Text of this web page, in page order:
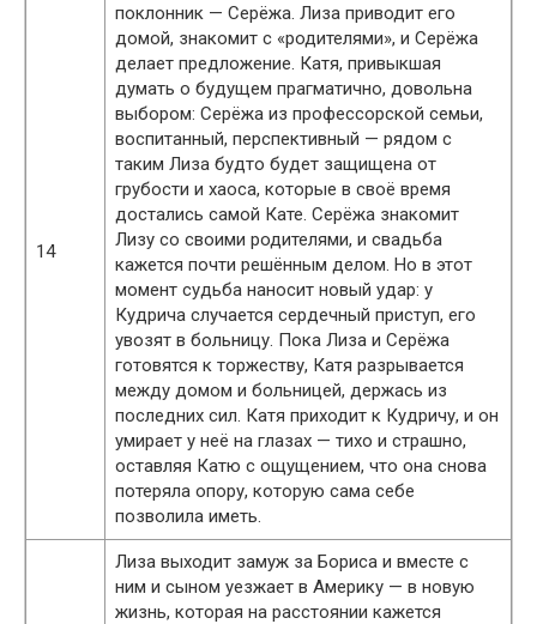
14
поклонник — Серёжа. Лиза приводит его
домой, знакомит с «родителями», и Серёжа
делает предложение. Катя, привыкшая
думать о будущем прагматично, довольна
выбором: Серёжа из профессорской семьи,
воспитанный, перспективный — рядом с
таким Лиза будто будет защищена от
грубости и хаоса, которые в своё время
достались самой Кате. Серёжа знакомит
Лизу со своими родителями, и свадьба
кажется почти решённым делом. Но в этот
момент судьба наносит новый удар: у
Кудрича случается сердечный приступ, его
увозят в больницу. Пока Лиза и Серёжа
готовятся к торжеству, Катя разрывается
между домом и больницей, держась из
последних сил. Катя приходит к Кудричу, и он
умирает у неё на глазах — тихо и страшно,
оставляя Катю с ощущением, что она снова
потеряла опору, которую сама себе
позволила иметь.
Лиза выходит замуж за Бориса и вместе с
ним и сыном уезжает в Америку — в новую
жизнь, которая на расстоянии кажется